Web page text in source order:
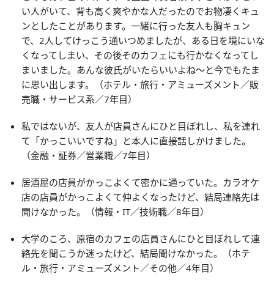
い人がいて、背も高く爽やかな人だったのでお物凄くキュ
ンとしたことがあります。一緒に行った友人も胸キュン
で、2人してけっこう通いつめましたが、ある日を境にいな
くなってしまい、その後そのカフェにも行かなくなってし
まいました。あんな彼氏がいたらいいよね～と今でもたま
に思い出します。（ホテル・旅行・アミューズメント／販
売職・サービス系／7年目）
私ではないが、友人が店員さんにひと目ぼれし、私を連れ
て「かっこいいですね」と本人に直接話しかけました。
（金融・証券／営業職／7年目）
居酒屋の店員がかっこよくて密かに通っていた。カラオケ
店の店員がかっこよくて仲よくなったけど、結局連絡先は
聞けなかった。（情報・IT／技術職／8年目）
大学のころ、原宿のカフェの店員さんにひと目ぼれして連
絡先を聞こうか迷ったけど、結局聞けなかった。（ホテ
ル・旅行・アミューズメント／その他／4年目）